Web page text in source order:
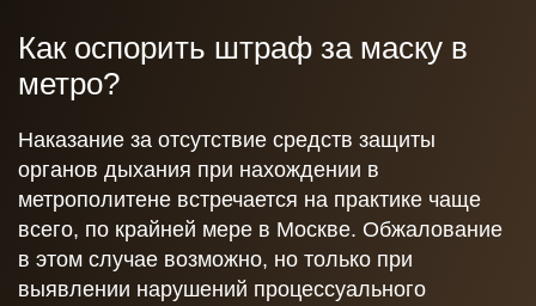
Как оспорить штраф за маску в
метро?
Наказание за отсутствие средств защиты
органов дыхания при нахождении в
метрополитене встречается на практике чаще
всего, по крайней мере в Москве. Обжалование
в этом случае возможно, но только при
выявлении нарушений процессуального